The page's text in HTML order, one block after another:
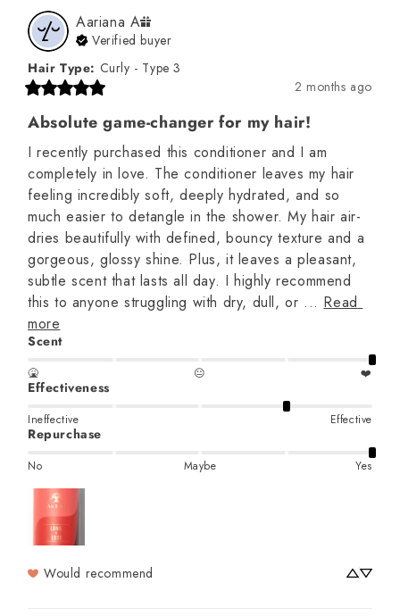
Aariana A
Verified buyer
Hair Type: Curly - Type 3
2 months ago
Absolute game-changer for my hair!
I recently purchased this conditioner and I am
completely in love. The conditioner leaves my hair
feeling incredibly soft, deeply hydrated, and so
much easier to detangle in the shower. My hair air-
dries beautifully with defined, bouncy texture and a
gorgeous, glossy shine. Plus, it leaves a pleasant,
subtle scent that lasts all day. I highly recommend
this to anyone struggling with dry, dull, or ... Read
more
Scent
🤮 😐 ❤️
Effectiveness
Ineffective Effective
Repurchase
No Maybe Yes
Would recommend